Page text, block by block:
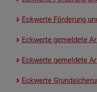
Eck­wer­te För­de­rung
Eck­wer­te ge­mel­de­te
Eck­wer­te ge­mel­de­te
Eck­wer­te